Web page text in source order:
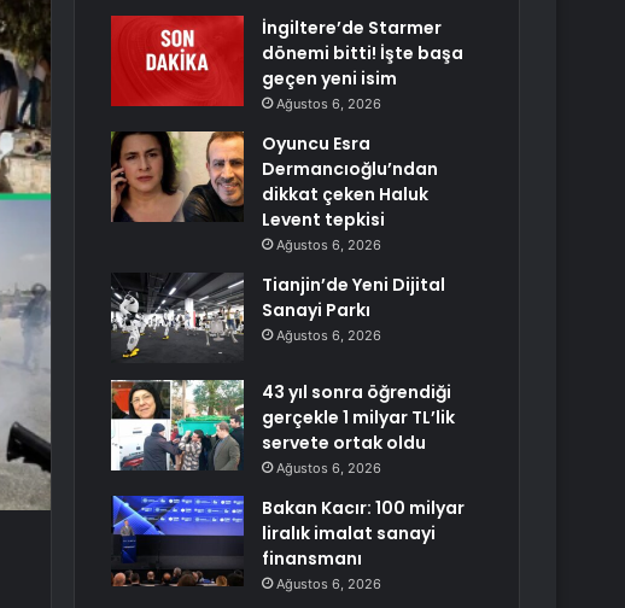
İngiltere’de Starmer
dönemi bitti! İşte başa
geçen yeni isim
Ağustos 6, 2026
Oyuncu Esra
Dermancıoğlu’ndan
dikkat çeken Haluk
Levent tepkisi
Ağustos 6, 2026
Tianjin’de Yeni Dijital
Sanayi Parkı
Ağustos 6, 2026
43 yıl sonra öğrendiği
gerçekle 1 milyar TL’lik
servete ortak oldu
Ağustos 6, 2026
Bakan Kacır: 100 milyar
liralık imalat sanayi
finansmanı
Ağustos 6, 2026